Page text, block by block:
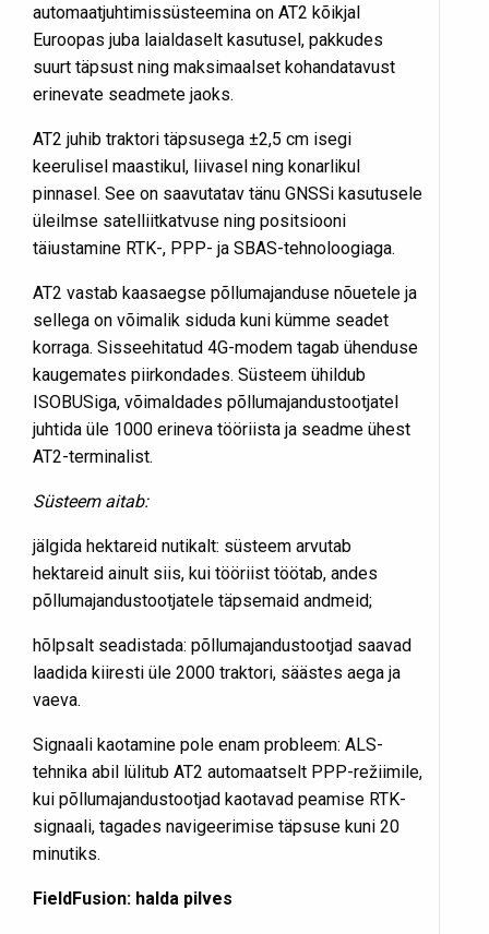
automaatjuhtimissüsteemina on AT2 kõikjal
Euroopas juba laialdaselt kasutusel, pakkudes
suurt täpsust ning maksimaalset kohandatavust
erinevate seadmete jaoks.
AT2 juhib traktori täpsusega ±2,5 cm isegi
keerulisel maastikul, liivasel ning konarlikul
pinnasel. See on saavutatav tänu GNSSi kasutusele
üleilmse satelliitkatvuse ning positsiooni
täiustamine RTK-, PPP- ja SBAS-tehnoloogiaga.
AT2 vastab kaasaegse põllumajanduse nõuetele ja
sellega on võimalik siduda kuni kümme seadet
korraga. Sisseehitatud 4G-modem tagab ühenduse
kaugemates piirkondades. Süsteem ühildub
ISOBUSiga, võimaldades põllumajandustootjatel
juhtida üle 1000 erineva tööriista ja seadme ühest
AT2-terminalist.
Süsteem aitab:
jälgida hektareid nutikalt: süsteem arvutab
hektareid ainult siis, kui tööriist töötab, andes
põllumajandustootjatele täpsemaid andmeid;
hõlpsalt seadistada: põllumajandustootjad saavad
laadida kiiresti üle 2000 traktori, säästes aega ja
vaeva.
Signaali kaotamine pole enam probleem: ALS-
tehnika abil lülitub AT2 automaatselt PPP-režiimile,
kui põllumajandustootjad kaotavad peamise RTK-
signaali, tagades navigeerimise täpsuse kuni 20
minutiks.
FieldFusion: halda pilves